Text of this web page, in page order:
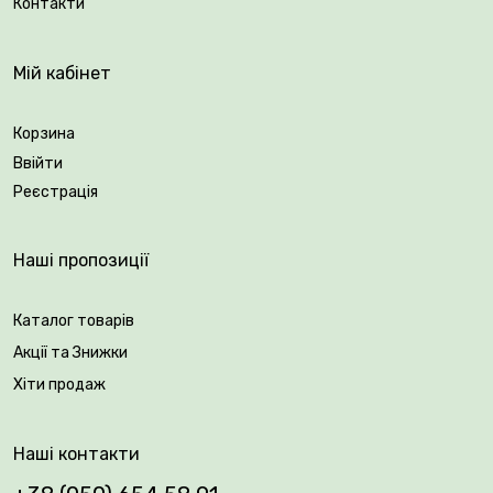
Упакування: закрита коренева система.
Контакти
Мій кабінет
Корзина
Ввійти
Реєстрація
Наші пропозиції
Каталог товарів
Акції та Знижки
Хіти продаж
Наші контакти